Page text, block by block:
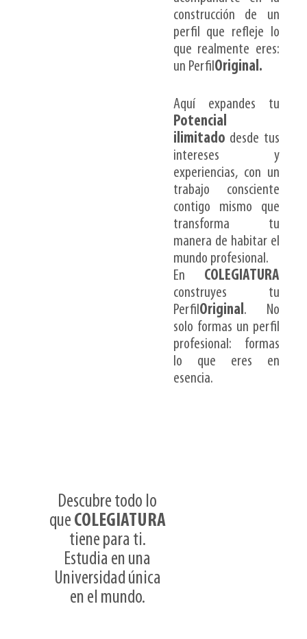
construcción de un
perfil que refleje lo
que realmente eres:
un Perfil Original.
Aquí expandes tu
Potencial
ilimitado desde tus
intereses y
experiencias, con un
trabajo consciente
contigo mismo que
transforma tu
manera de habitar el
mundo profesional.
En COLEGIATURA
construyes tu
Perfil Original . No
solo formas un perfil
profesional: formas
lo que eres en
esencia.
Descubre todo lo
que COLEGIATURA
tiene para ti.
Estudia en una
Universidad única
en el mundo.